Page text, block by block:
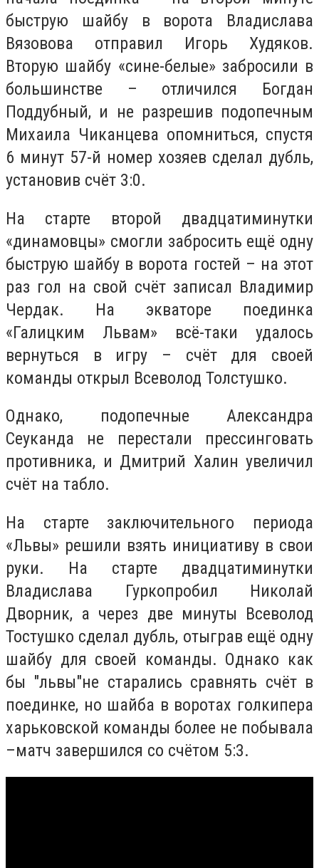
быструю шайбу в ворота Владислава
Вязовова отправил Игорь Худяков.
Вторую шайбу «сине-белые» забросили в
большинстве – отличился Богдан
Поддубный, и не разрешив подопечным
Михаила Чиканцева опомниться, спустя
6 минут 57-й номер хозяев сделал дубль,
установив счёт 3:0.
На старте второй двадцатиминутки
«динамовцы» смогли забросить ещё одну
быструю шайбу в ворота гостей – на этот
раз гол на свой счёт записал Владимир
Чердак. На экваторе поединка
«Галицким Львам» всё-таки удалось
вернуться в игру – счёт для своей
команды открыл Всеволод Толстушко.
Однако, подопечные Александра
Сеуканда не перестали прессинговать
противника, и Дмитрий Халин увеличил
счёт на табло.
На старте заключительного периода
«Львы» решили взять инициативу в свои
руки. На старте двадцатиминутки
Владислава Гуркопробил Николай
Дворник, а через две минуты Всеволод
Тостушко сделал дубль, отыграв ещё одну
шайбу для своей команды. Однако как
бы "львы"не старались сравнять счёт в
поединке, но шайба в воротах голкипера
харьковской команды более не побывала
–матч завершился со счётом 5:3.